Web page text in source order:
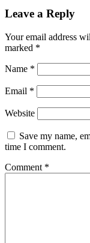
Leave a Reply
Your email address
marked *
Name *
Email *
Website
Save my name,
time I comment.
Comment *